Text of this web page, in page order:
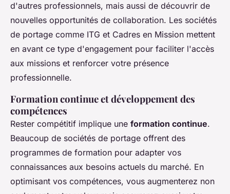
d'autres professionnels, mais aussi de découvrir de
nouvelles opportunités de collaboration. Les sociétés
de portage comme ITG et Cadres en Mission mettent
en avant ce type d'engagement pour faciliter l'accès
aux missions et renforcer votre présence
professionnelle.
Formation continue et développement des
compétences
Rester compétitif implique une formation continue.
Beaucoup de sociétés de portage offrent des
programmes de formation pour adapter vos
connaissances aux besoins actuels du marché. En
optimisant vos compétences, vous augmenterez non